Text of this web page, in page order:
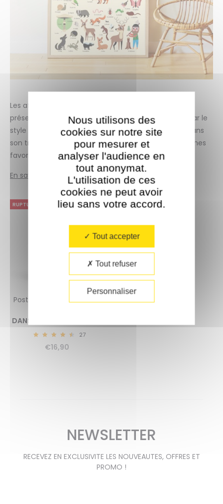
Les affiches et les jouets d’Ingela sont aujourd’hui
présents dans le monde entier. Elle est passionnée par le
style rétro en général, ce qui se reflète clairement dans
son travail. Pour Poppik, elle a choisi de jouer ses thèmes
favoris :
le cirqueet les animaux.
En savoir plus sur Ingela
RUPTURE DE STOCK
Poster pédagogique + 60
DANS LA FORÊT (3-8 ANS)
27
€16,90
NEWSLETTER
RECEVEZ EN EXCLUSIVITE LES NOUVEAUTES, OFFRES ET
PROMO !
Nous utilisons des
cookies sur notre site
pour mesurer et
analyser l'audience en
tout anonymat.
L'utilisation de ces
cookies ne peut avoir
lieu sans votre accord.​
Tout accepter
Tout refuser
Personnaliser